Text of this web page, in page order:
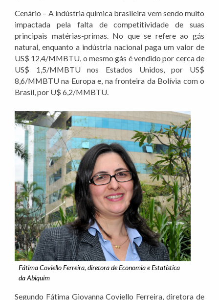
Cenário – A indústria química brasileira vem sendo muito
impactada pela falta de competitividade de suas
principais matérias-primas. No que se refere ao gás
natural, enquanto a indústria nacional paga um valor de
US$ 12,4/MMBTU, o mesmo gás é vendido por cerca de
US$ 1,5/MMBTU nos Estados Unidos, por US$
8,6/MMBTU na Europa e, na fronteira da Bolívia com o
Brasil, por U$ 6,2/MMBTU.
Fátima Coviello Ferreira, diretora de Economia e Estatística
da Abiquim
Segundo Fátima Giovanna Coviello Ferreira, diretora de